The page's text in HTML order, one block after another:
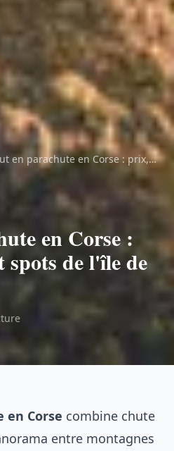
en parachute en Corse : prix,
et …
en Corse :
de l'île de
en Corse combine chute
entre montagnes